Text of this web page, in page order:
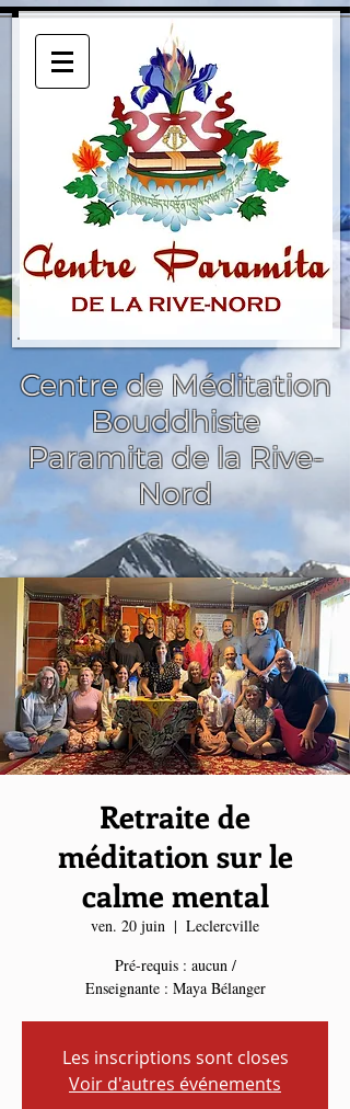
Centre de Méditation
Bouddhiste
Paramita de la Rive-
Nord
Retraite de
méditation sur le
calme mental
ven. 20 juin
  |
Leclercville
Pré-requis : aucun /
Enseignante : Maya Bélanger
Les inscriptions sont closes
Voir d'autres événements